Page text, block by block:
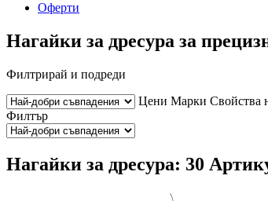
Оферти
Нагайки за дресура за
Филтрирай и подреди
Цени Марки Свойства
Филтър
Нагайки за дресура: 30